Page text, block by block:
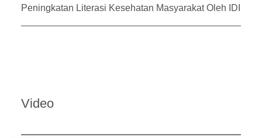
Peningkatan Literasi Kesehatan Masyarakat Oleh IDI
Video